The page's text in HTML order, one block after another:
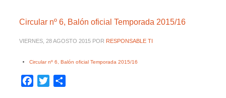
Circular nº 6, Balón oficial Temporada 2015/16
VIERNES, 28 AGOSTO 2015 POR RESPONSABLE TI
Circular nº 6, Balón oficial Temporada 2015/16
Facebook
Twitter